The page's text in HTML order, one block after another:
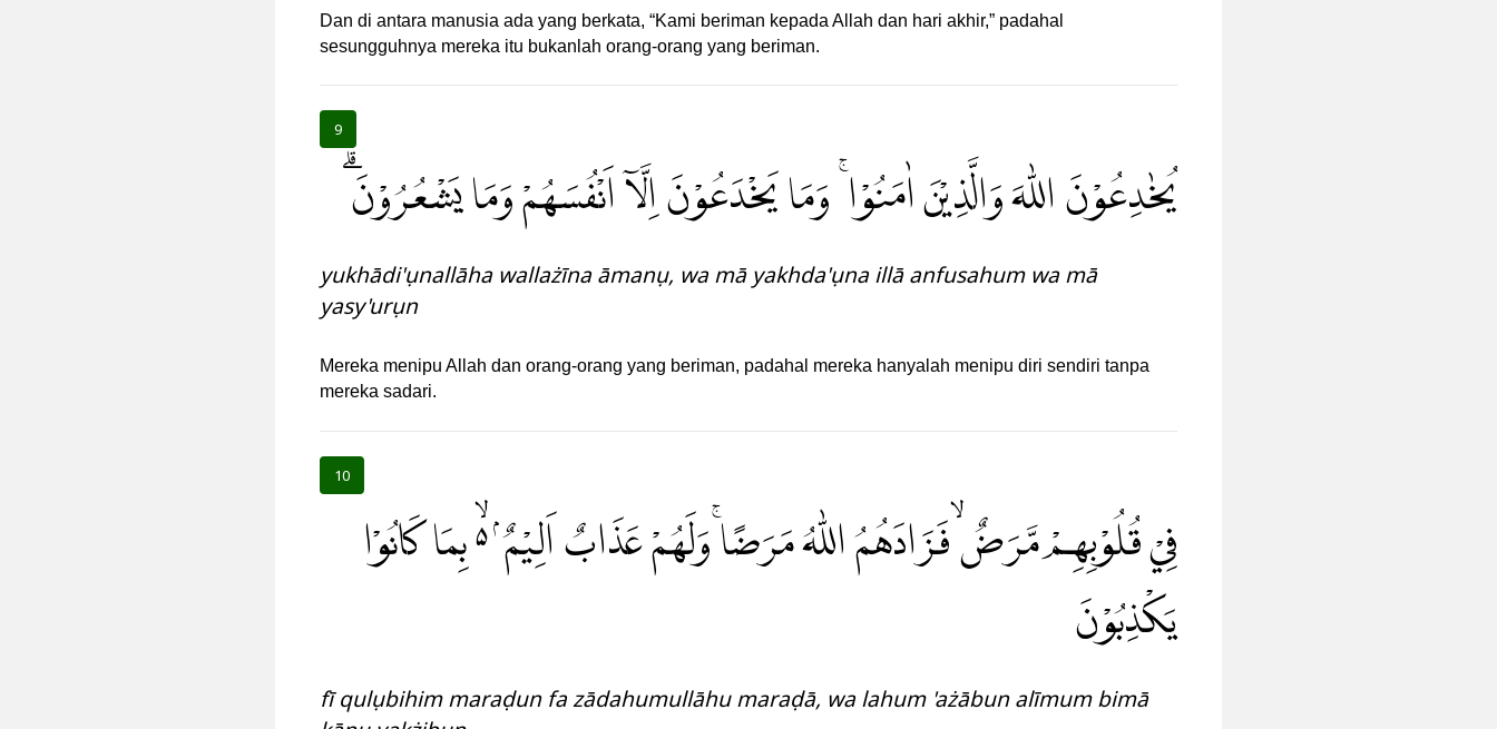
Dan di antara manusia ada yang berkata, “Kami beriman kepada Allah dan hari akhir,” padahal
sesungguhnya mereka itu bukanlah orang-orang yang beriman.
9
يُخٰدِعُوْنَ اللّٰهَ وَالَّذِيْنَ اٰمَنُوْا ۚ وَمَا يَخْدَعُوْنَ اِلَّآ اَنْفُسَهُمْ وَمَا يَشْعُرُوْنَۗ
yukhādi'ụnallāha wallażīna āmanụ, wa mā yakhda'ụna illā anfusahum wa mā
yasy'urụn
Mereka menipu Allah dan orang-orang yang beriman, padahal mereka hanyalah menipu diri sendiri tanpa
mereka sadari.
10
فِيْ قُلُوْبِهِمْ مَّرَضٌۙ فَزَادَهُمُ اللّٰهُ مَرَضًاۚ وَلَهُمْ عَذَابٌ اَلِيْمٌ ۢ ەۙ بِمَا كَانُوْا
يَكْذِبُوْنَ
fī qulụbihim maraḍun fa zādahumullāhu maraḍā, wa lahum 'ażābun alīmum bimā